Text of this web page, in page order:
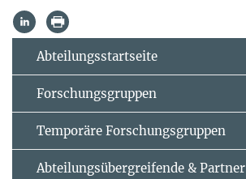
Abteilungsstartseite
Forschungsgruppen
Temporäre Forschungsgruppen
Abteilungsübergreifende & Partner